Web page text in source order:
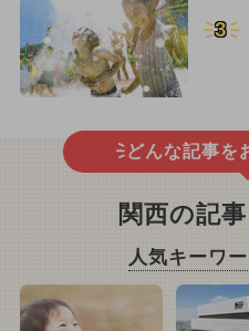
3
どんな記事を
関西の記
人気キーワ